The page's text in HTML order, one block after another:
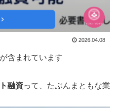
2026.04.08
含まれています
融資って、たぶんまともな業